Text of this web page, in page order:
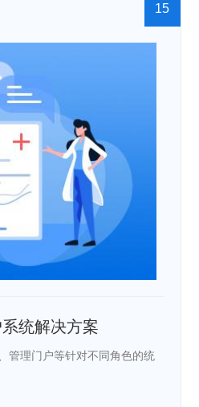
15
统解决方案
管理门户等针对不同角色的统